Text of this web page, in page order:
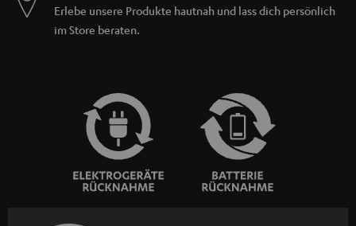
Erlebe unsere Produkte hautnah und lass dich persönlich
im Store beraten.